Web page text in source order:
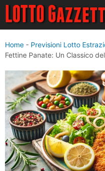
Vai
contenuto
Home - Previsioni Lotto
Fettine Panate: Un Classico